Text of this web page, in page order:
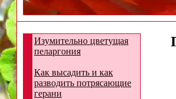
Изумительно цветущая
пеларгония
Как высадить и как
разводить потрясающие
герани